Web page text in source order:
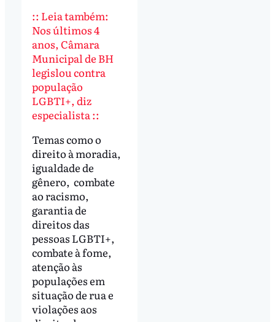
:: Leia também:
Nos últimos 4
anos, Câmara
Municipal de BH
legislou contra
população
LGBTI+, diz
especialista ::
Temas como o
direito à moradia,
igualdade de
gênero, combate
ao racismo,
garantia de
direitos das
pessoas LGBTI+,
combate à fome,
atenção às
populações em
situação de rua e
violações aos